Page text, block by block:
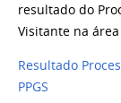
resultado do
Visitante na
Resultado
PPGS